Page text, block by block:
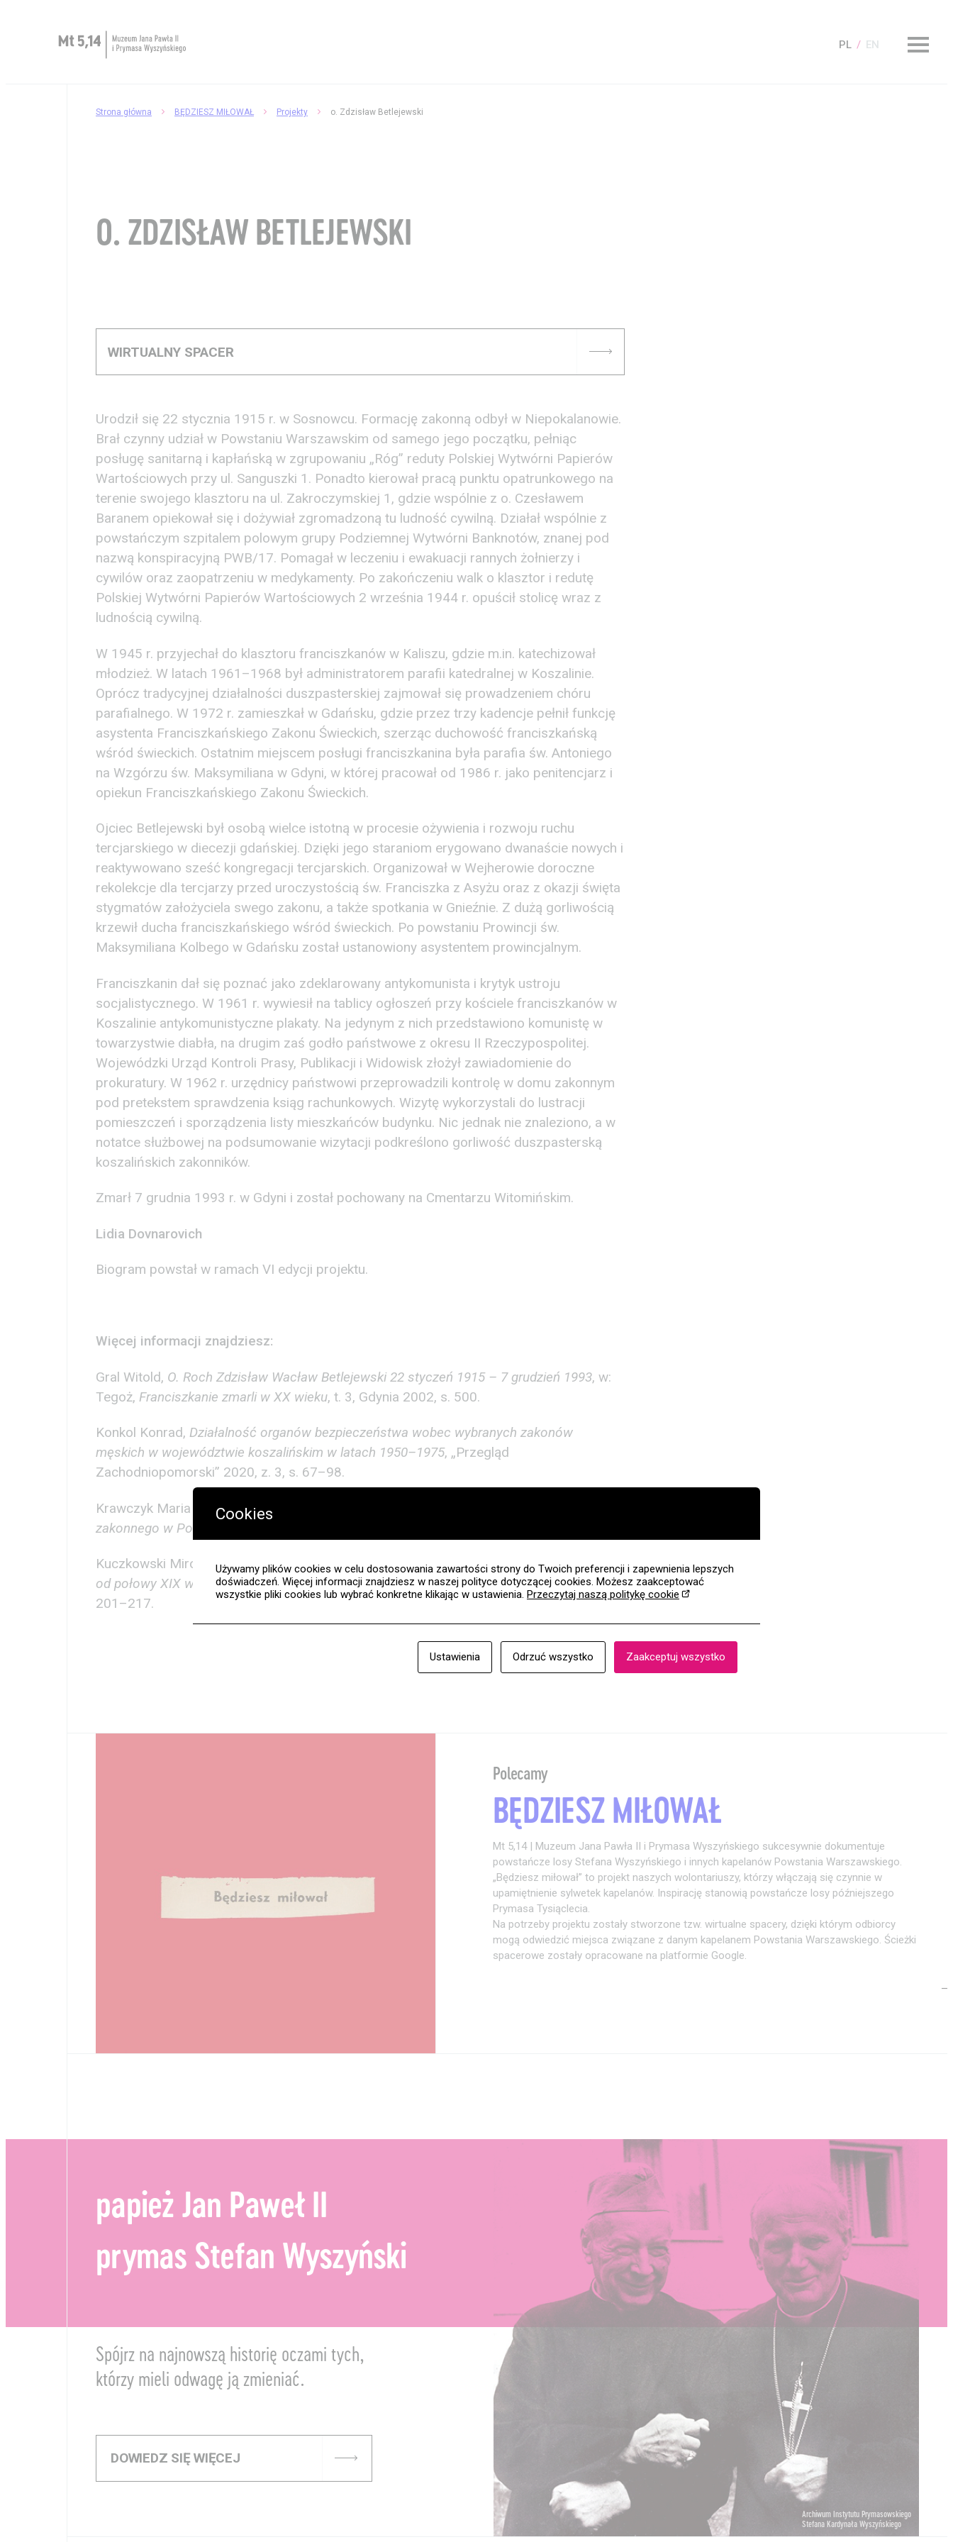
PL EN
Zaplanuj wizytę
Kup bilet
Sklep
Strona główna BĘDZIESZ MIŁOWAŁ Projekty o. Zdzisław Betlejewski
O. ZDZISŁAW BETLEJEWSKI
WIRTUALNY SPACER
Urodził się 22 stycznia 1915 r. w Sosnowcu. Formację zakonną odbył w Niepokalanowie.
Brał czynny udział w Powstaniu Warszawskim od samego jego początku, pełniąc
posługę sanitarną i kapłańską w zgrupowaniu „Róg” reduty Polskiej Wytwórni Papierów
Wartościowych przy ul. Sanguszki 1. Ponadto kierował pracą punktu opatrunkowego na
terenie swojego klasztoru na ul. Zakroczymskiej 1, gdzie wspólnie z o. Czesławem
Baranem opiekował się i dożywiał zgromadzoną tu ludność cywilną. Działał wspólnie z
powstańczym szpitalem polowym grupy Podziemnej Wytwórni Banknotów, znanej pod
nazwą konspiracyjną PWB/17. Pomagał w leczeniu i ewakuacji rannych żołnierzy i
cywilów oraz zaopatrzeniu w medykamenty. Po zakończeniu walk o klasztor i redutę
Polskiej Wytwórni Papierów Wartościowych 2 września 1944 r. opuścił stolicę wraz z
ludnością cywilną.
W 1945 r. przyjechał do klasztoru franciszkanów w Kaliszu, gdzie m.in. katechizował
młodzież. W latach 1961–1968 był administratorem parafii katedralnej w Koszalinie.
Oprócz tradycyjnej działalności duszpasterskiej zajmował się prowadzeniem chóru
parafialnego. W 1972 r. zamieszkał w Gdańsku, gdzie przez trzy kadencje pełnił funkcję
asystenta Franciszkańskiego Zakonu Świeckich, szerząc duchowość franciszkańską
wśród świeckich. Ostatnim miejscem posługi franciszkanina była parafia św. Antoniego
na Wzgórzu św. Maksymiliana w Gdyni, w której pracował od 1986 r. jako penitencjarz i
opiekun Franciszkańskiego Zakonu Świeckich.
Ojciec Betlejewski był osobą wielce istotną w procesie ożywienia i rozwoju ruchu
tercjarskiego w diecezji gdańskiej. Dzięki jego staraniom erygowano dwanaście nowych i
reaktywowano sześć kongregacji tercjarskich. Organizował w Wejherowie doroczne
rekolekcje dla tercjarzy przed uroczystością św. Franciszka z Asyżu oraz z okazji święta
stygmatów założyciela swego zakonu, a także spotkania w Gnieźnie. Z dużą gorliwością
krzewił ducha franciszkańskiego wśród świeckich. Po powstaniu Prowincji św.
Maksymiliana Kolbego w Gdańsku został ustanowiony asystentem prowincjalnym.
Franciszkanin dał się poznać jako zdeklarowany antykomunista i krytyk ustroju
socjalistycznego. W 1961 r. wywiesił na tablicy ogłoszeń przy kościele franciszkanów w
Koszalinie antykomunistyczne plakaty. Na jedynym z nich przedstawiono komunistę w
towarzystwie diabła, na drugim zaś godło państwowe z okresu II Rzeczypospolitej.
Wojewódzki Urząd Kontroli Prasy, Publikacji i Widowisk złożył zawiadomienie do
prokuratury. W 1962 r. urzędnicy państwowi przeprowadzili kontrolę w domu zakonnym
pod pretekstem sprawdzenia ksiąg rachunkowych. Wizytę wykorzystali do lustracji
pomieszczeń i sporządzenia listy mieszkańców budynku. Nic jednak nie znaleziono, a w
notatce służbowej na podsumowanie wizytacji podkreślono gorliwość duszpasterską
koszalińskich zakonników.
Zmarł 7 grudnia 1993 r. w Gdyni i został pochowany na Cmentarzu Witomińskim.
Lidia Dovnarovich
Biogram powstał w ramach VI edycji projektu.
Więcej informacji znajdziesz:
Gral Witold, O. Roch Zdzisław Wacław Betlejewski 22 styczeń 1915 – 7 grudzień 1993, w:
Tegoż, Franciszkanie zmarli w XX wieku, t. 3, Gdynia 2002, s. 500.
Konkol Konrad, Działalność organów bezpieczeństwa wobec wybranych zakonów
męskich w województwie koszalińskim w latach 1950–1975, „Przegląd
Zachodniopomorski” 2020, z. 3, s. 67–98.
Krawczyk Maria Teresa,Działalność duszpasterska duchowieństwa diecezjalnego i
zakonnego w Powstaniu Warszawskim
Kuczkowski Mirosław,Tercjarze św. Franciszka z Asyżu w diecezji chełmińskiej i gdańskiej
od połowy XIX wieku do 1992 roku, „Archiwa, Biblioteki i Muzea Kościelne” 118 (2022), s.
201–217.
Polecamy
BĘDZIESZ MIŁOWAŁ
Mt 5,14 | Muzeum Jana Pawła II i Prymasa Wyszyńskiego sukcesywnie dokumentuje
powstańcze losy Stefana Wyszyńskiego i innych kapelanów Powstania Warszawskiego.
„Będziesz miłował” to projekt naszych wolontariuszy, którzy włączają się czynnie w
upamiętnienie sylwetek kapelanów. Inspirację stanowią powstańcze losy późniejszego
Prymasa Tysiąclecia.
Na potrzeby projektu zostały stworzone tzw. wirtualne spacery, dzięki którym odbiorcy
mogą odwiedzić miejsca związane z danym kapelanem Powstania Warszawskiego. Ścieżki
spacerowe zostały opracowane na platformie Google.
papież Jan Paweł II
prymas Stefan Wyszyński
Spójrz na najnowszą historię oczami tych,
którzy mieli odwagę ją zmieniać.
DOWIEDZ SIĘ WIĘCEJ
Archiwum Instytutu Prymasowskiego
Stefana Kardynała Wyszyńskiego
Cookies
Używamy plików cookies w celu dostosowania zawartości strony do Twoich preferencji i zapewnienia lepszych
doświadczeń. Więcej informacji znajdziesz w naszej polityce dotyczącej cookies. Możesz zaakceptować
wszystkie pliki cookies lub wybrać konkretne klikając w ustawienia. Przeczytaj naszą politykę cookie
Ustawienia Odrzuć wszystko Zaakceptuj wszystko